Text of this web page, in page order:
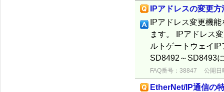
IPアドレスの変更
IPアドレス変更機
ます。 IPアドレス
ルトゲートウェイ
SD8492～SD8493
FAQ番号：38847 公開日
EtherNet/IP通信の